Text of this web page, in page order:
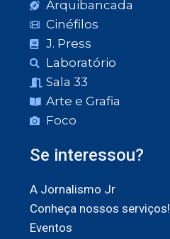
Arquibancada
Cinéfilos
J. Press
Laboratório
Sala 33
Arte e Grafia
Foco
Se interessou?
A Jornalismo Jr
Conheça nossos serviços!
Eventos